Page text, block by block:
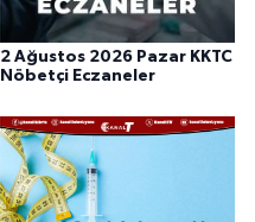
2 Ağustos 2026 Pazar KKTC
Nöbetçi Eczaneler